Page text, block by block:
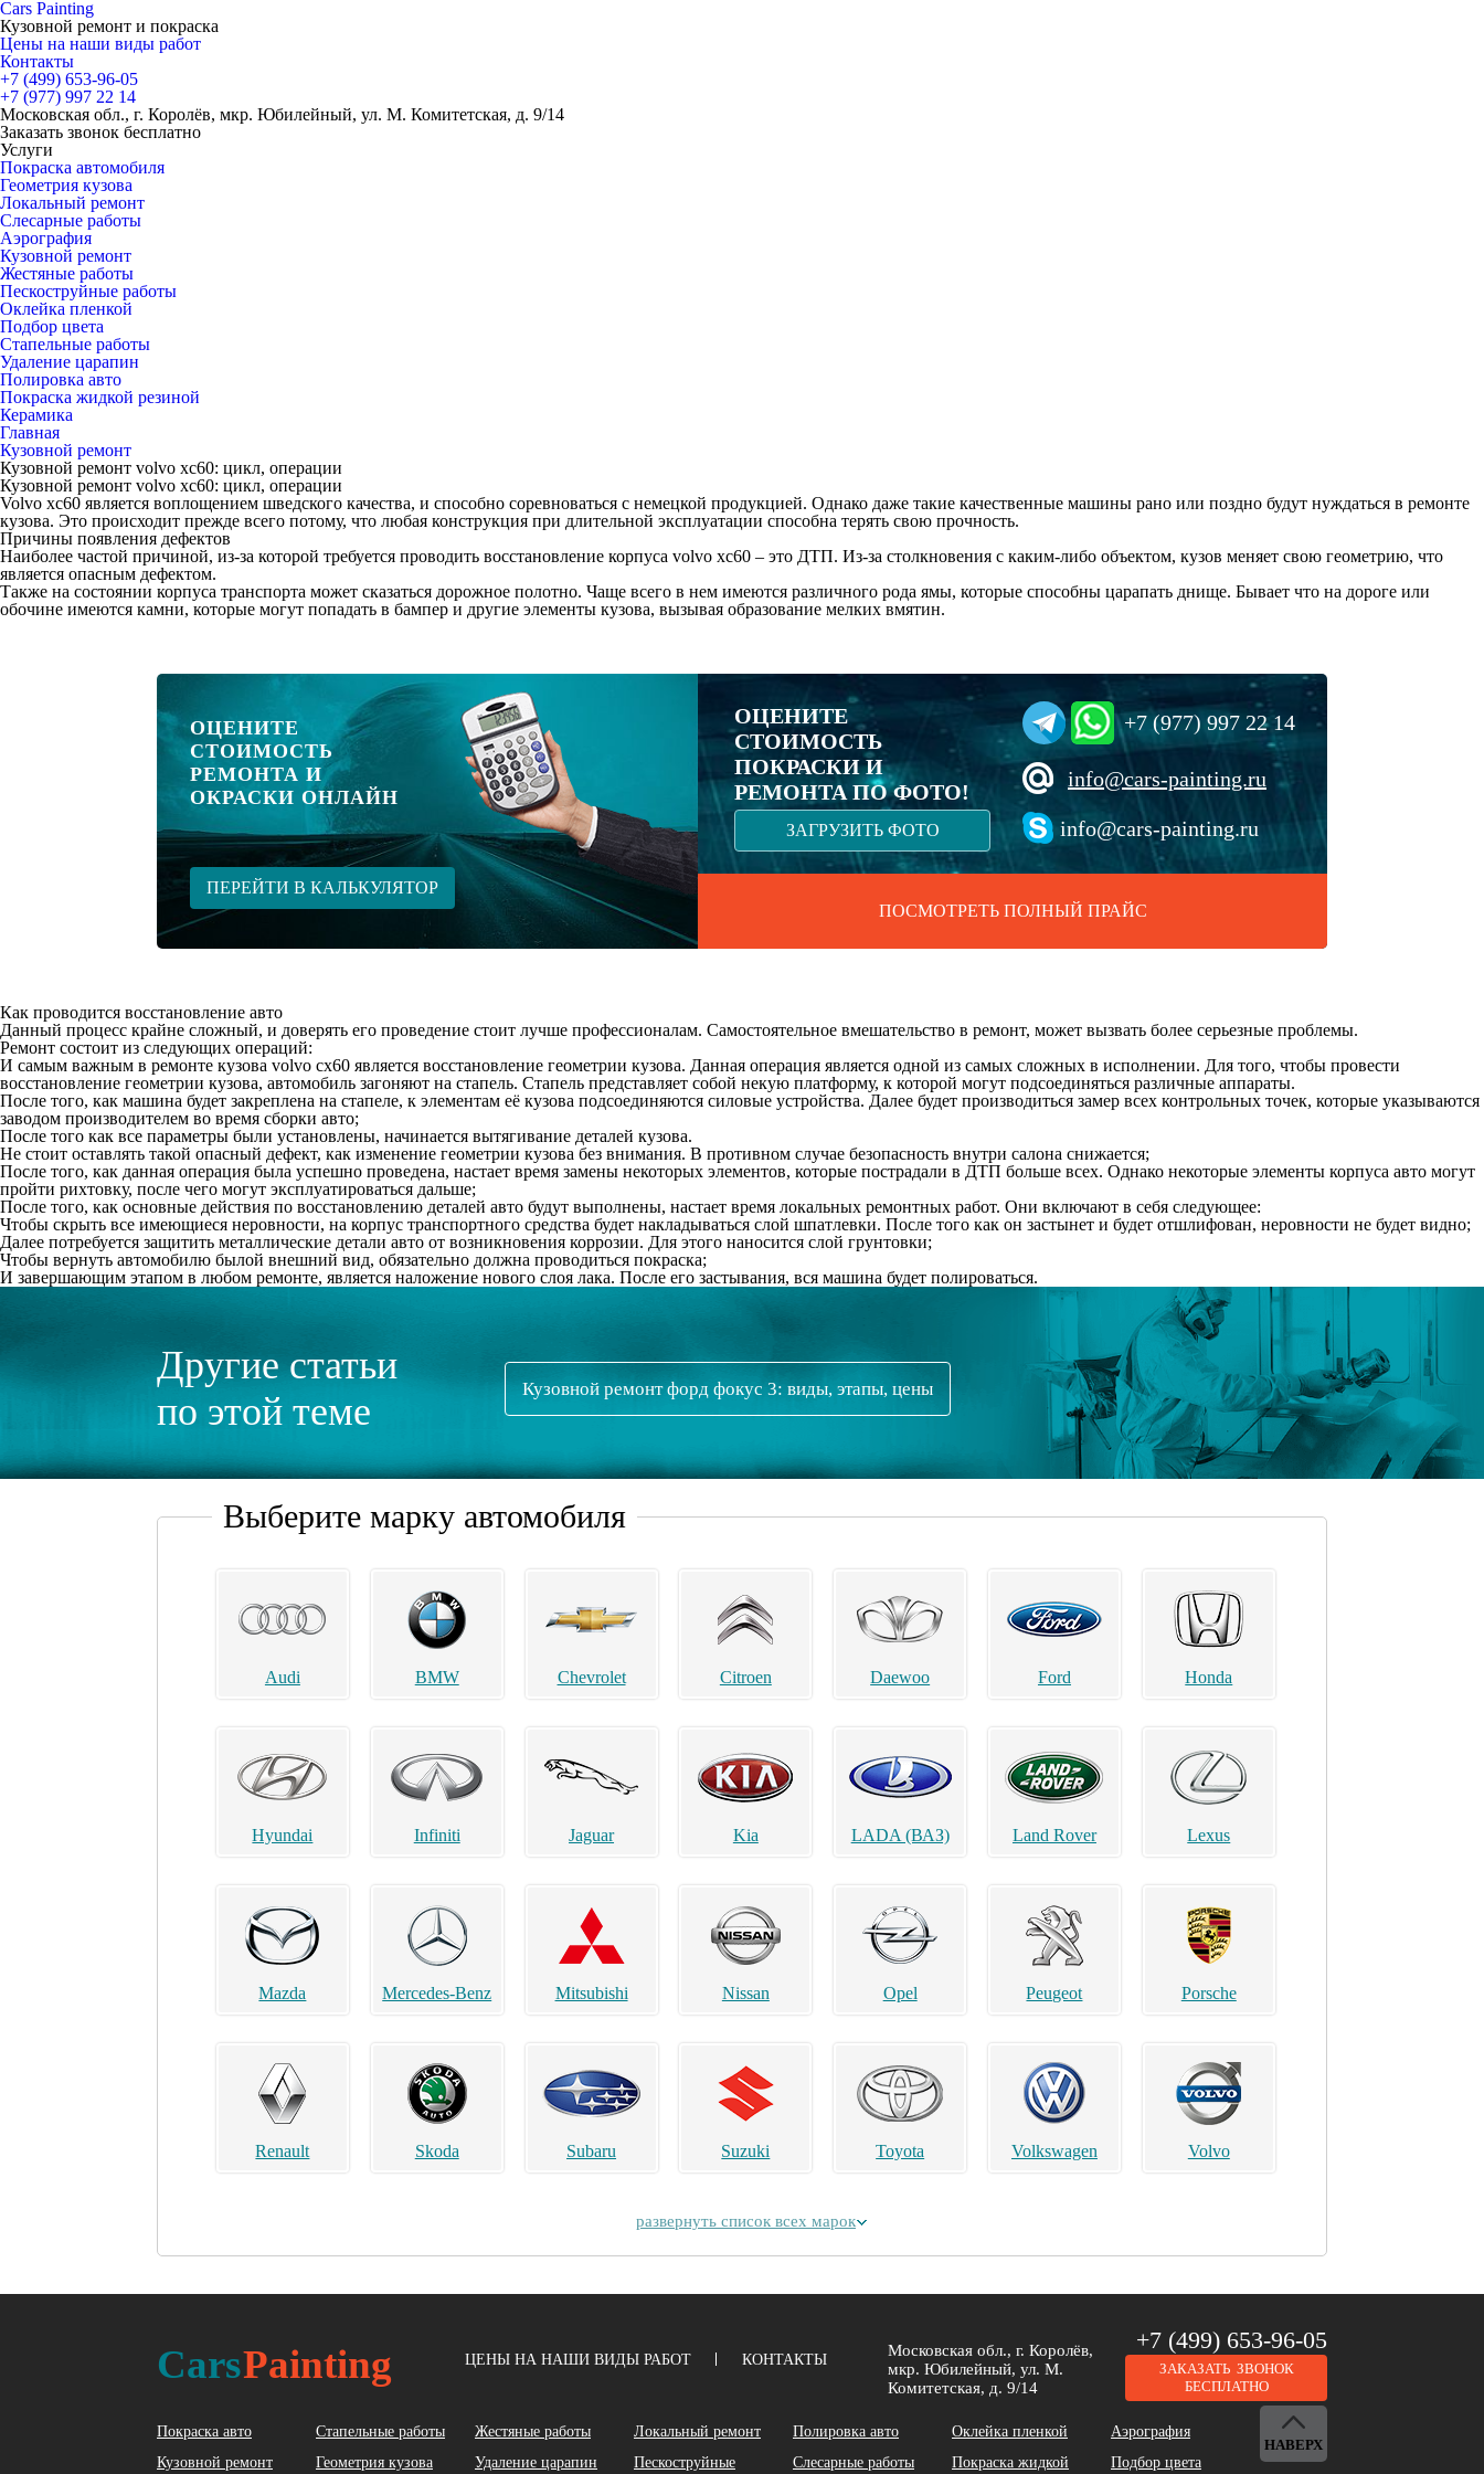
Cars Painting
Кузовной ремонт и покраска
Цены на наши виды работ
Контакты
+7 (499) 653-96-05
+7 (977) 997 22 14
Московская обл., г. Королёв, мкр. Юбилейный, ул. М. Комитетская, д. 9/14
Заказать звонок бесплатно
Услуги
Покраска автомобиля
Геометрия кузова
Локальный ремонт
Слесарные работы
Аэрография
Кузовной ремонт
Жестяные работы
Пескоструйные работы
Оклейка пленкой
Подбор цвета
Стапельные работы
Удаление царапин
Полировка авто
Покраска жидкой резиной
Керамика
Главная
Кузовной ремонт
Кузовной ремонт volvo xc60: цикл, операции
Кузовной ремонт volvo xc60: цикл, операции
Volvo xc60 является воплощением шведского качества, и способно соревноваться с немецкой продукцией. Однако даже такие качественные машины рано или поздно будут нуждаться в ремонте
кузова. Это происходит прежде всего потому, что любая конструкция при длительной эксплуатации способна терять свою прочность.
Причины появления дефектов
Наиболее частой причиной, из-за которой требуется проводить восстановление корпуса volvo xc60 – это ДТП. Из-за столкновения с каким-либо объектом, кузов меняет свою геометрию, что
является опасным дефектом.
Также на состоянии корпуса транспорта может сказаться дорожное полотно. Чаще всего в нем имеются различного рода ямы, которые способны царапать днище. Бывает что на дороге или
обочине имеются камни, которые могут попадать в бампер и другие элементы кузова, вызывая образование мелких вмятин.
ОЦЕНИТЕ
СТОИМОСТЬ
РЕМОНТА И
ОКРАСКИ ОНЛАЙН
ПЕРЕЙТИ В КАЛЬКУЛЯТОР
ОЦЕНИТЕ
СТОИМОСТЬ
ПОКРАСКИ И
РЕМОНТА ПО ФОТО!
ЗАГРУЗИТЬ ФОТО
+7 (977) 997 22 14
info@cars-painting.ru
info@cars-painting.ru
ПОСМОТРЕТЬ ПОЛНЫЙ ПРАЙС
Как проводится восстановление авто
Данный процесс крайне сложный, и доверять его проведение стоит лучше профессионалам. Самостоятельное вмешательство в ремонт, может вызвать более серьезные проблемы.
Ремонт состоит из следующих операций:
И самым важным в ремонте кузова volvo cx60 является восстановление геометрии кузова. Данная операция является одной из самых сложных в исполнении. Для того, чтобы провести
восстановление геометрии кузова, автомобиль загоняют на стапель. Стапель представляет собой некую платформу, к которой могут подсоединяться различные аппараты.
После того, как машина будет закреплена на стапеле, к элементам её кузова подсоединяются силовые устройства. Далее будет производиться замер всех контрольных точек, которые указываются
заводом производителем во время сборки авто;
После того как все параметры были установлены, начинается вытягивание деталей кузова.
Не стоит оставлять такой опасный дефект, как изменение геометрии кузова без внимания. В противном случае безопасность внутри салона снижается;
После того, как данная операция была успешно проведена, настает время замены некоторых элементов, которые пострадали в ДТП больше всех. Однако некоторые элементы корпуса авто могут
пройти рихтовку, после чего могут эксплуатироваться дальше;
После того, как основные действия по восстановлению деталей авто будут выполнены, настает время локальных ремонтных работ. Они включают в себя следующее:
Чтобы скрыть все имеющиеся неровности, на корпус транспортного средства будет накладываться слой шпатлевки. После того как он застынет и будет отшлифован, неровности не будет видно;
Далее потребуется защитить металлические детали авто от возникновения коррозии. Для этого наносится слой грунтовки;
Чтобы вернуть автомобилю былой внешний вид, обязательно должна проводиться покраска;
И завершающим этапом в любом ремонте, является наложение нового слоя лака. После его застывания, вся машина будет полироваться.
Другие статьи
по этой теме
Кузовной ремонт форд фокус 3: виды, этапы, цены
Выберите марку автомобиля
Audi BMW Chevrolet Citroen Daewoo Ford Honda
Hyundai Infiniti Jaguar Kia LADA (ВАЗ) Land Rover Lexus
Mazda Mercedes-Benz Mitsubishi Nissan Opel Peugeot Porsche
Renault Skoda Subaru Suzuki Toyota Volkswagen Volvo
BYD Cadillac Chery Chrysler Daihatsu DeLorean Dodge
развернуть список всех марок
CarsPainting ЦЕНЫ НА НАШИ ВИДЫ РАБОТ КОНТАКТЫ
Московская обл., г. Королёв,
мкр. Юбилейный, ул. М.
Комитетская, д. 9/14
+7 (499) 653-96-05
ЗАКАЗАТЬ ЗВОНОК
БЕСПЛАТНО
Покраска авто Стапельные работы Жестяные работы Локальный ремонт Полировка авто Оклейка пленкой
Аэрография
Кузовной ремонт
Геометрия кузова Удаление царапин
Пескоструйные
Слесарные работы
Покраска жидкой
Подбор цвета
НАВЕРХ